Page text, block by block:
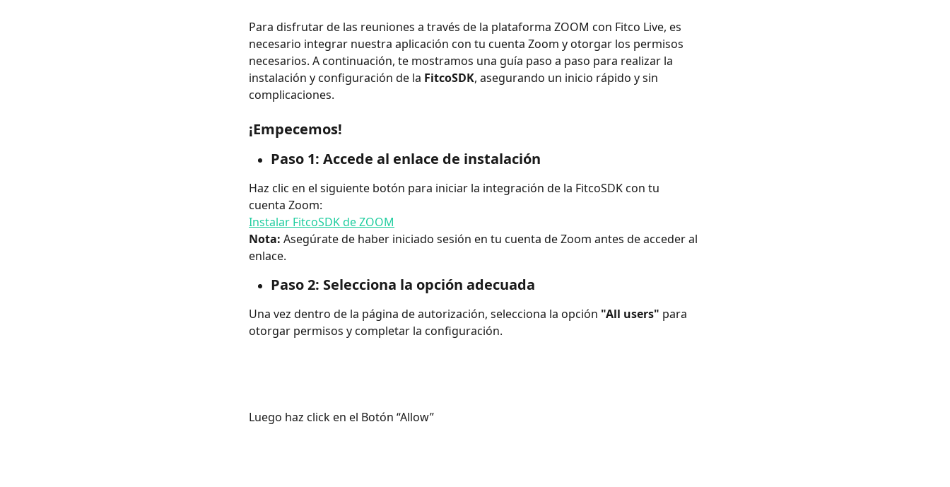
Para disfrutar de las reuniones a través de la plataforma ZOOM con Fitco Live, es
necesario integrar nuestra aplicación con tu cuenta Zoom y otorgar los permisos
necesarios. A continuación, te mostramos una guía paso a paso para realizar la
instalación y configuración de la FitcoSDK, asegurando un inicio rápido y sin
complicaciones.
¡Empecemos!
Paso 1: Accede al enlace de instalación
Haz clic en el siguiente botón para iniciar la integración de la FitcoSDK con tu
cuenta Zoom:
Instalar FitcoSDK de ZOOM
Nota: Asegúrate de haber iniciado sesión en tu cuenta de Zoom antes de acceder al
enlace.
Paso 2: Selecciona la opción adecuada
Una vez dentro de la página de autorización, selecciona la opción "All users" para
otorgar permisos y completar la configuración.
Luego haz click en el Botón “Allow”